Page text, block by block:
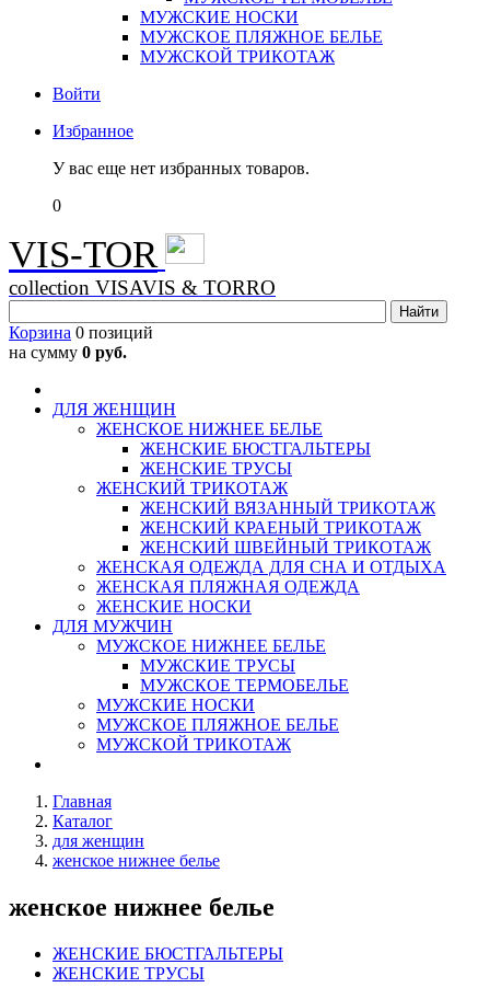
МУЖСКИЕ НОСКИ
МУЖСКОЕ ПЛЯЖНОЕ БЕЛЬЕ
МУЖСКОЙ ТРИКОТАЖ
Войти
Избранное
У вас еще нет избранных товаров.
0
VIS-TOR
collection VISAVIS & TORRO
Корзина 0 позиций
на сумму 0 руб.
ДЛЯ ЖЕНЩИН
ЖЕНСКОЕ НИЖНЕЕ БЕЛЬЕ
ЖЕНСКИЕ БЮСТГАЛЬТЕРЫ
ЖЕНСКИЕ ТРУСЫ
ЖЕНСКИЙ ТРИКОТАЖ
ЖЕНСКИЙ ВЯЗАННЫЙ ТРИКОТАЖ
ЖЕНСКИЙ КРАЕНЫЙ ТРИКОТАЖ
ЖЕНСКИЙ ШВЕЙНЫЙ ТРИКОТАЖ
ЖЕНСКАЯ ОДЕЖДА ДЛЯ СНА И ОТДЫХА
ЖЕНСКАЯ ПЛЯЖНАЯ ОДЕЖДА
ЖЕНСКИЕ НОСКИ
ДЛЯ МУЖЧИН
МУЖСКОЕ НИЖНЕЕ БЕЛЬЕ
МУЖСКИЕ ТРУСЫ
МУЖСКОЕ ТЕРМОБЕЛЬЕ
МУЖСКИЕ НОСКИ
МУЖСКОЕ ПЛЯЖНОЕ БЕЛЬЕ
МУЖСКОЙ ТРИКОТАЖ
Главная
Каталог
для женщин
женское нижнее белье
женское нижнее белье
ЖЕНСКИЕ БЮСТГАЛЬТЕРЫ
ЖЕНСКИЕ ТРУСЫ